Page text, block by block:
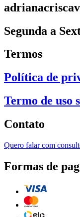
Segunda a
Termos
Política de
Termo de uso
Contato
Quero falar com
Formas de